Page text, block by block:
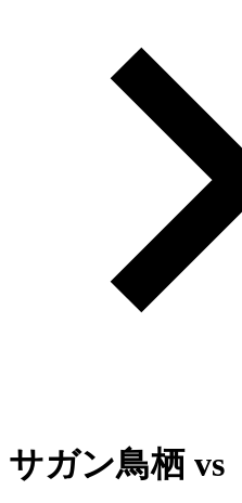
サガン鳥栖 vs